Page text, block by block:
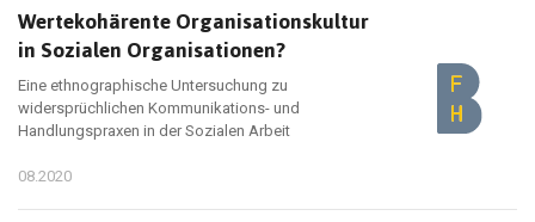
Wertekohärente Organisationskultur
in Sozialen Organisationen?
Eine ethnographische Untersuchung zu
widersprüchlichen Kommunikations- und
Handlungspraxen in der Sozialen Arbeit
08.2020